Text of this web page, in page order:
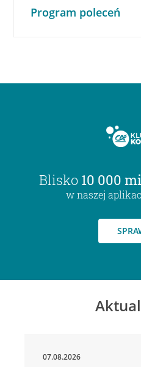
Program poleceń
Blisko 10 000
w naszej
07.08.2026